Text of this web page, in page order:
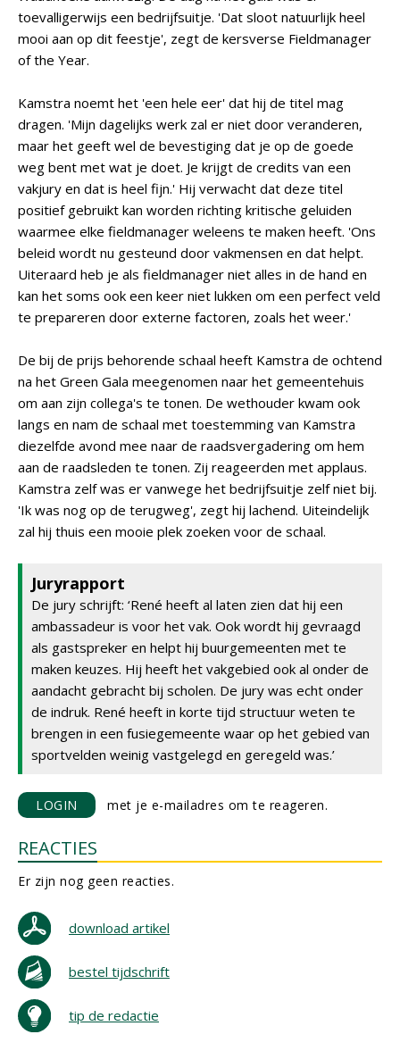
toevalligerwijs een bedrijfsuitje. 'Dat sloot natuurlijk heel
mooi aan op dit feestje', zegt de kersverse Fieldmanager
of the Year.
Kamstra noemt het 'een hele eer' dat hij de titel mag
dragen. 'Mijn dagelijks werk zal er niet door veranderen,
maar het geeft wel de bevestiging dat je op de goede
weg bent met wat je doet. Je krijgt de credits van een
vakjury en dat is heel fijn.' Hij verwacht dat deze titel
positief gebruikt kan worden richting kritische geluiden
waarmee elke fieldmanager weleens te maken heeft. 'Ons
beleid wordt nu gesteund door vakmensen en dat helpt.
Uiteraard heb je als fieldmanager niet alles in de hand en
kan het soms ook een keer niet lukken om een perfect veld
te prepareren door externe factoren, zoals het weer.'
De bij de prijs behorende schaal heeft Kamstra de ochtend
na het Green Gala meegenomen naar het gemeentehuis
om aan zijn collega's te tonen. De wethouder kwam ook
langs en nam de schaal met toestemming van Kamstra
diezelfde avond mee naar de raadsvergadering om hem
aan de raadsleden te tonen. Zij reageerden met applaus.
Kamstra zelf was er vanwege het bedrijfsuitje zelf niet bij.
'Ik was nog op de terugweg', zegt hij lachend. Uiteindelijk
zal hij thuis een mooie plek zoeken voor de schaal.
Juryrapport
De jury schrijft: ‘René heeft al laten zien dat hij een
ambassadeur is voor het vak. Ook wordt hij gevraagd
als gastspreker en helpt hij buurgemeenten met te
maken keuzes. Hij heeft het vakgebied ook al onder de
aandacht gebracht bij scholen. De jury was echt onder
de indruk. René heeft in korte tijd structuur weten te
brengen in een fusiegemeente waar op het gebied van
sportvelden weinig vastgelegd en geregeld was.’
LOGIN met je e-mailadres om te reageren.
REACTIES
Er zijn nog geen reacties.
download artikel
bestel tijdschrift
tip de redactie